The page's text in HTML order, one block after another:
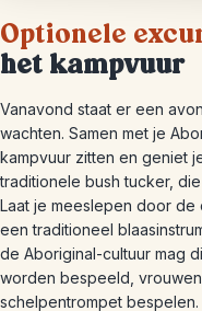
Optionele
het kampvuur
Vanavond staat er een
wachten. Samen met je
kampvuur zitten en geniet
traditionele bush tucker,
Laat je meeslepen door
een traditioneel
de Aboriginal-cultuur mag
worden bespeeld,
schelpentrompet